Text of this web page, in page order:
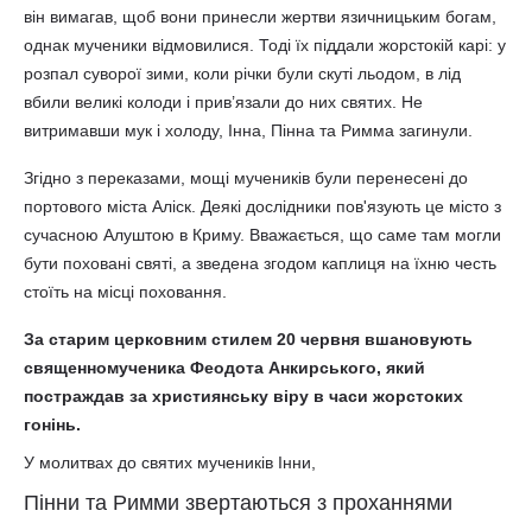
він вимагав, щоб вони принесли жертви язичницьким богам,
однак мученики відмовилися. Тоді їх піддали жорстокій карі: у
розпал суворої зими, коли річки були скуті льодом, в лід
вбили великі колоди і прив’язали до них святих. Не
витримавши мук і холоду, Інна, Пінна та Римма загинули.
Згідно з переказами, мощі мучеників були перенесені до
портового міста Аліск. Деякі дослідники пов'язують це місто з
сучасною Алуштою в Криму. Вважається, що саме там могли
бути поховані святі, а зведена згодом каплиця на їхню честь
стоїть на місці поховання.
За старим церковним стилем 20 червня вшановують
священномученика Феодота Анкирського, який
постраждав за християнську віру в часи жорстоких
гонінь.
У молитвах до святих мучеників Інни,
Пінни та Римми звертаються з проханнями